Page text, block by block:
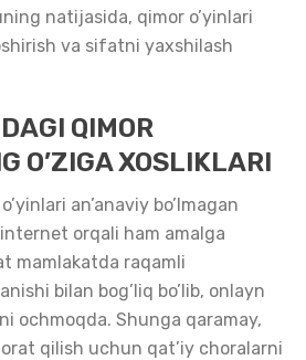
natijasida, qimor o’yinlari
va sifatni yaxshilash
QIMOR
O’ZIGA XOSLIKLARI
an’anaviy bo’lmagan
orqali ham amalga
mamlakatda raqamli
bilan bog’liq bo’lib, onlayn
ochmoqda. Shunga qaramay,
qilish uchun qat’iy choralarni